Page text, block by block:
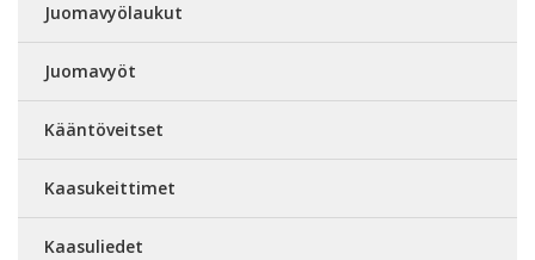
Juomavyölaukut
Juomavyöt
Kääntöveitset
Kaasukeittimet
Kaasuliedet